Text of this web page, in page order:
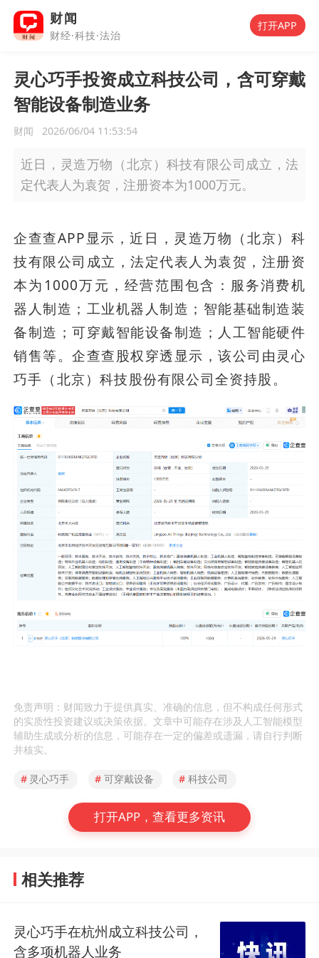
财闻
财经·科技·法治
打开APP
灵心巧手投资成立科技公司，含可穿戴
智能设备制造业务
财闻 2026/06/04 11:53:54
近日，灵造万物（北京）科技有限公司成立，法
定代表人为袁贺，注册资本为1000万元。
企查查APP显示，近日，灵造万物（北京）科
技有限公司成立，法定代表人为袁贺，注册资
本为1000万元，经营范围包含：服务消费机
器人制造；工业机器人制造；智能基础制造装
备制造；可穿戴智能设备制造；人工智能硬件
销售等。企查查股权穿透显示，该公司由灵心
巧手（北京）科技股份有限公司全资持股。
免责声明：财闻致力于提供真实、准确的信息，但不构成任何形式
的实质性投资建议或决策依据。文章中可能存在涉及人工智能模型
辅助生成或分析的信息，可能存在一定的偏差或遗漏，请自行判断
并核实。
# 灵心巧手 # 可穿戴设备 # 科技公司
打开APP，查看更多资讯
相关推荐
灵心巧手在杭州成立科技公司，
含多项机器人业务